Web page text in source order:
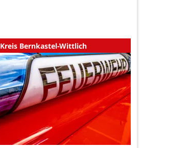
Kreis Bernkastel-Wittlich